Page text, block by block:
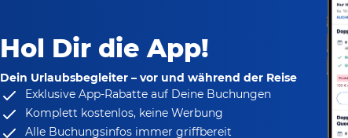
Hol Dir die App!
Dein Urlaubsbegleiter – vor und während der Reise
Exklusive App-Rabatteauf Deine Buchungen
Komplett kostenlos, keine Werbung
Alle Buchungsinfos immer griffbereit